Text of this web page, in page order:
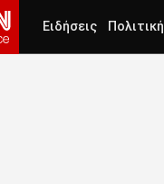
Ειδήσεις Πολιτική